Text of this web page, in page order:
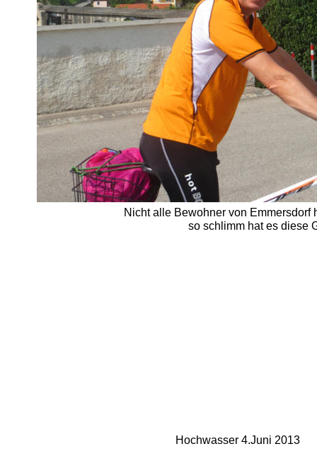
Nicht alle Bewohner von Emmersdorf
so schlimm hat es diese
Hochwasser 4.Juni 2013